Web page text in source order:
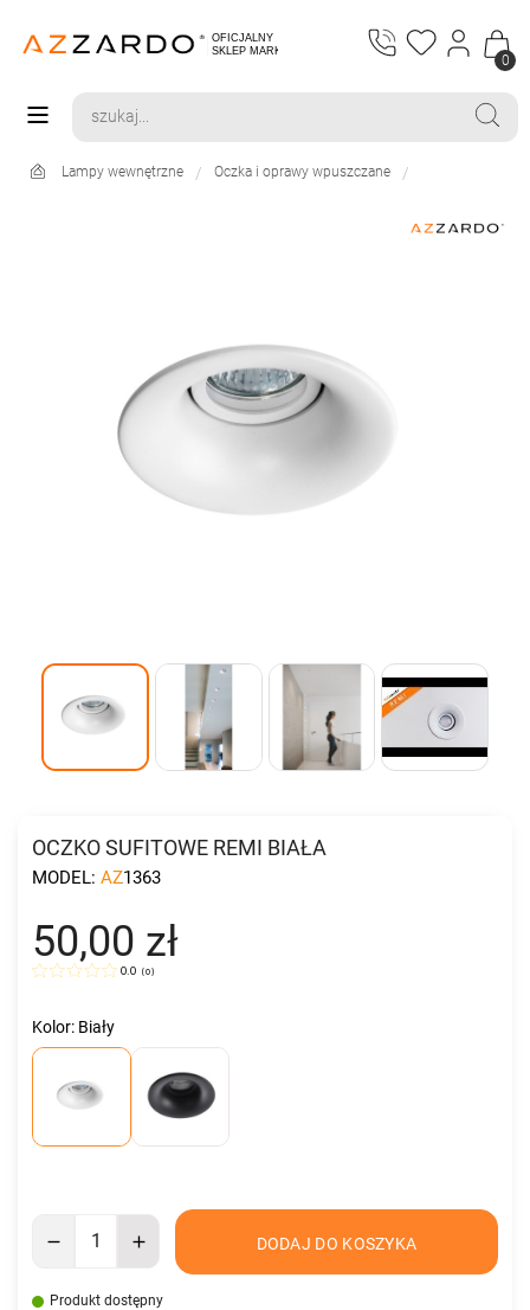
0
Lampy wewnętrzne Oczka i oprawy wpuszczane
OCZKO SUFITOWE REMI BIAŁA
MODEL: AZ1363
50,00 zł
0.0 (0)
Kolor: Biały
DODAJ DO KOSZYKA
Produkt dostępny